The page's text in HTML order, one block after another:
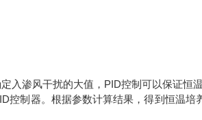
入渗风干扰的大值，PID控制可以保证恒
控制器。根据参数计算结果，得到恒温培